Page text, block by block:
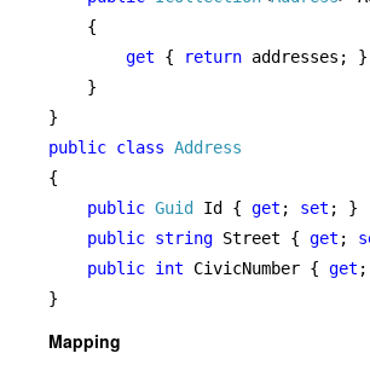
    {
get { return addresses; }
    }
public class
{
public Guid Id { get ; set ; }
public string Street { get ;
public int CivicNumber { get ;
}
Mapping